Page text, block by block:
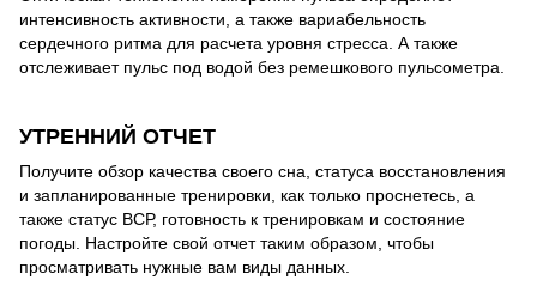
интенсивность активности, а также вариабельность
сердечного ритма для расчета уровня стресса. А также
отслеживает пульс под водой без ремешкового пульсометра.
УТРЕННИЙ ОТЧЕТ
Получите обзор качества своего сна, статуса восстановления
и запланированные тренировки, как только проснетесь, а
также статус ВСР, готовность к тренировкам и состояние
погоды. Настройте свой отчет таким образом, чтобы
просматривать нужные вам виды данных.